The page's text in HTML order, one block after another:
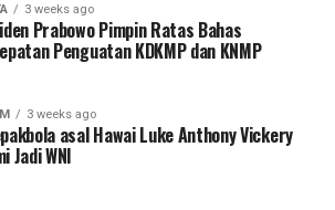
3 weeks ago
Prabowo Pimpin Ratas Bahas
Penguatan KDKMP dan KNMP
3 weeks ago
asal Hawai Luke Anthony Vickery
Jadi WNI